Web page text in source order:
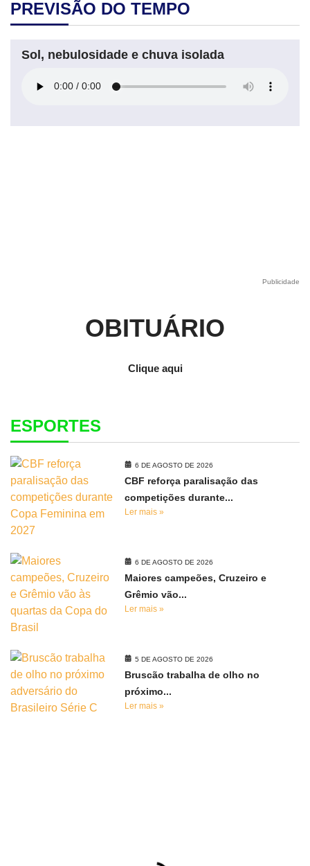
PREVISÃO DO TEMPO
Sol, nebulosidade e chuva isolada
Publicidade
OBITUÁRIO
Clique aqui
ESPORTES
6 DE AGOSTO DE 2026
CBF reforça paralisação das
competições durante...
Ler mais »
6 DE AGOSTO DE 2026
Maiores campeões, Cruzeiro e
Grêmio vão...
Ler mais »
5 DE AGOSTO DE 2026
Bruscão trabalha de olho no
próximo...
Ler mais »